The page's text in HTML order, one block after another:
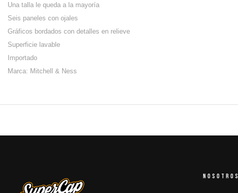
Una talla le queda a la mayoría
Seis paneles con ojales
Gráficos bordados con detalles en relieve
Superficie lavable
Importado
Marca: Mitchell & Ness
NOSOTROS